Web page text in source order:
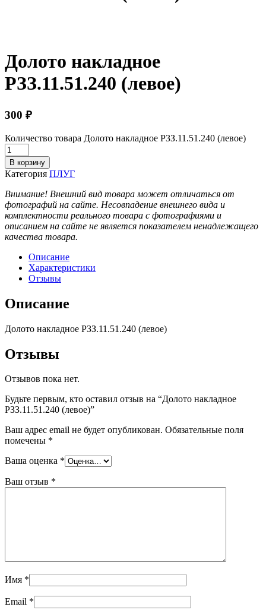
Долото накладное
РЗЗ.11.51.240 (левое)
300 ₽
Количество товара Долото накладное РЗЗ.11.51.240 (левое)
В корзину
Категория ПЛУГ
Внимание! Внешний вид товара может отличаться от
фотографий на сайте. Несовпадение внешнего вида и
комплектности реального товара с фотографиями и
описанием на сайте не является показателем ненадлежащего
качества товара.
Описание
Характеристики
Отзывы
Описание
Долото накладное РЗЗ.11.51.240 (левое)
Отзывы
Отзывов пока нет.
Будьте первым, кто оставил отзыв на “Долото накладное
РЗЗ.11.51.240 (левое)”
Ваш адрес email не будет опубликован. Обязательные поля
помечены *
Ваша оценка *
Ваш отзыв *
Имя *
Email *